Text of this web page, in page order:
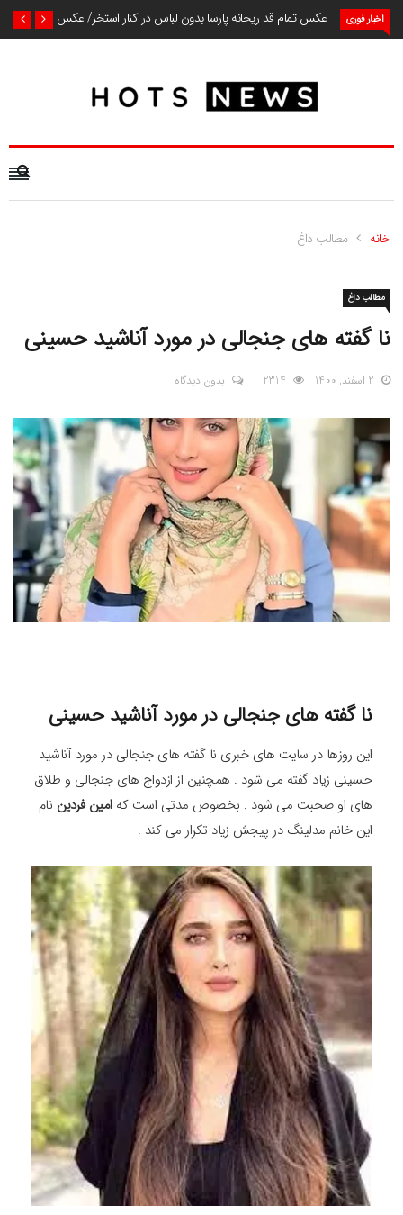
اخبار فوری عکس تمام قد ریحانه پارسا بدون لباس در کنار استخر/ عکس
خانه مطالب داغ
مطالب داغ
نا گفته های جنجالی در مورد آناشید حسینی
2 اسفند, 1400 بدون دیدگاه
نا گفته های جنجالی در مورد آناشید حسینی
این روزها در سایت های خبری نا گفته های جنجالی در مورد آناشید
حسینی زیاد گفته می شود . همچنین از ازدواج های جنجالی و طلاق
های او صحبت می شود . بخصوص مدتی است کهامین فردین نام
این خانم مدلینگ در پیجش زیاد تکرار می کند .